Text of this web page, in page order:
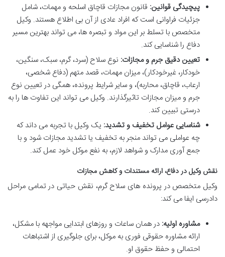
پیچیدگی قوانین: قانون مجازات قاچاق اسلحه و مهمات، شامل
جزئیات فراوانی است که افراد عادی از آن بی اطلاع هستند. وکیل
متخصص با تسلط بر این مواد و تبصره ها، می تواند بهترین مسیر
دفاع را شناسایی کند.
تعیین دقیق جرم و مجازات: نوع سلاح (سرد، گرم، سبک، سنگین،
خودکار، غیرخودکار)، میزان مهمات، قصد متهم (دفاع شخصی،
ارعاب، قاچاق، محاربه)، و سایر شرایط پرونده، همگی در تعیین نوع
جرم و میزان مجازات تاثیرگذارند. وکیل می تواند این تفاوت ها را به
درستی تبیین کند.
شناسایی عوامل تخفیف و تشدید: یک وکیل با تجربه می داند که
چه عواملی می تواند منجر به تخفیف یا تشدید مجازات شود و با
جمع آوری مدارک و شواهد لازم، به نفع موکل خود عمل کند.
نقش وکیل در دفاع، ارائه مستندات و کاهش مجازات
وکیل متخصص در پرونده های سلاح گرم، نقش حیاتی در تمامی مراحل
دادرسی ایفا می کند:
مشاوره اولیه: در همان ساعات و روزهای ابتدایی مواجهه با مشکل،
ارائه مشاوره حقوقی فوری به موکل، برای جلوگیری از اشتباهات
احتمالی و حفظ حقوق او.